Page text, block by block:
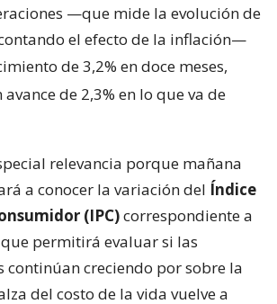
—que mide la evolución de
el efecto de la inflación—
de 3,2% en doce meses,
de 2,3% en lo que va de
relevancia porque mañana
a conocer la variación del Índice
(IPC)correspondiente a
permitirá evaluar si las
continúan creciendo por sobre la
del costo de la vida vuelve a